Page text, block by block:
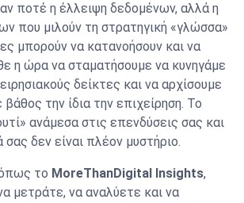
ποτέ η έλλειψη δεδομένων, αλλά η
που μιλούν τη στρατηγική «γλώσσα»
μπορούν να κατανοήσουν και να
η ώρα να σταματήσουμε να κυνηγάμε
δείκτες και να αρχίσουμε
την ίδια την επιχείρηση. Το
ανάμεσα στις επενδύσεις σας και
δεν είναι πλέον μυστήριο.
το MoreThanDigital Insights,
μετράτε, να αναλύετε και να